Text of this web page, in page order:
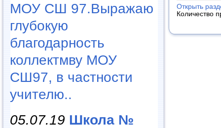
МОУ СШ 97.Выражаю
глубокую
благодарность
коллектмву МОУ
СШ97, в частности
учителю..
05.07.19 Школа №
Открыть
Количество